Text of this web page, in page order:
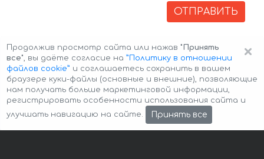
ОТПРАВИТЬ
Авторские права © 2026 Авто-Аренда Cookie Policy
×
Продолжив просмотр сайта или нажав "Принять
все", вы даёте согласие на ”Политику в отношении
файлов cookie” и соглашаетесь сохранить в вашем
браузере куки-файлы (основные и внешние), позволяющие
нам получать больше маркетинговой информации,
регистрировать особенности использования сайта и
улучшать навигацию на сайте.
Принять все